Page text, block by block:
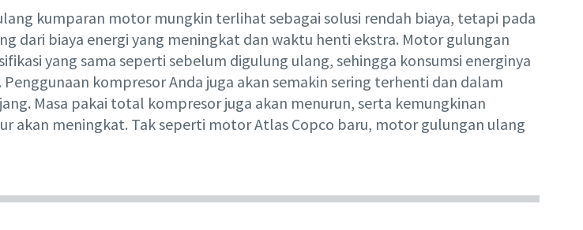
kumparan motor mungkin terlihat sebagai solusi rendah biaya, tetapi pada
dari biaya energi yang meningkat dan waktu henti ekstra. Motor gulungan
yang sama seperti sebelum digulung ulang, sehingga konsumsi energinya
kompresor Anda juga akan semakin sering terhenti dan dalam
Masa pakai total kompresor juga akan menurun, serta kemungkinan
akan meningkat. Tak seperti motor Atlas Copco baru, motor gulungan ulang